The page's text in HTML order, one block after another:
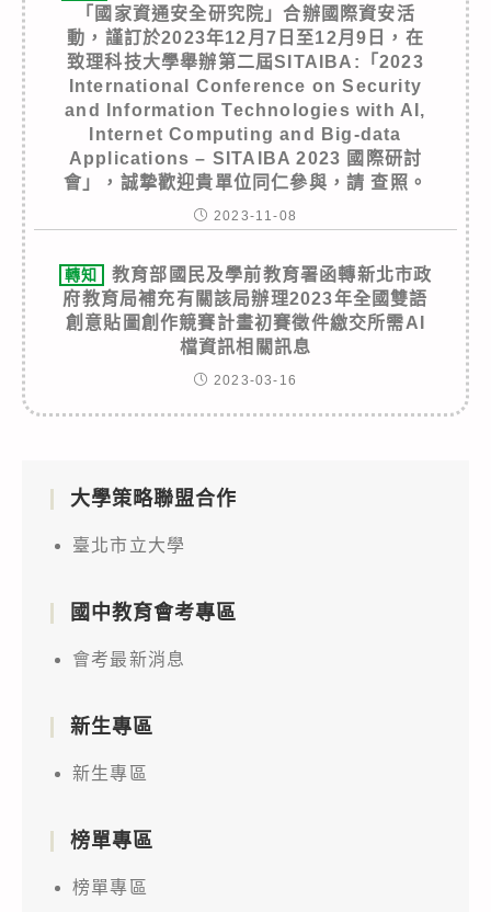
「國家資通安全研究院」合辦國際資安活
動，謹訂於2023年12月7日至12月9日，在
致理科技大學舉辦第二屆SITAIBA:「2023
International Conference on Security
and Information Technologies with AI,
Internet Computing and Big-data
Applications – SITAIBA 2023 國際研討
會」，誠摯歡迎貴單位同仁參與，請 查照。
2023-11-08
轉知
教育部國民及學前教育署函轉新北市政
府教育局補充有關該局辦理2023年全國雙語
創意貼圖創作競賽計畫初賽徵件繳交所需AI
檔資訊相關訊息
2023-03-16
大學策略聯盟合作
臺北市立大學
國中教育會考專區
會考最新消息
新生專區
新生專區
榜單專區
榜單專區